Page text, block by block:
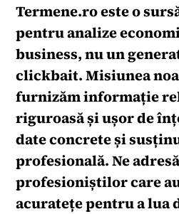
Termene.roeste o
pentru analize
business, nu un
clickbait. Misiunea
furnizăm informație
riguroasă și ușor de
date concrete și
profesională. Ne
profesioniștilor care
acuratețe pentru a lua